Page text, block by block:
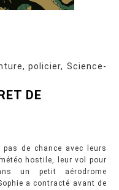
policier, Science-
DE
de chance avec leurs
hostile, leur vol pour
un petit aérodrome
a contracté avant de